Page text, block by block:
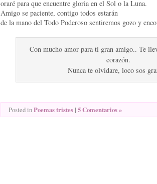
oraré para que encuentre gloria en el Sol o la Luna.
Amigo se paciente, contigo todos estarán
de la mano del Todo Poderoso sentiremos gozo y
Con mucho amor para ti gran amigo.. Te
corazón.
Nunca te olvidare, loco sos
Posted inPoemas tristes | 5 Comentarios »